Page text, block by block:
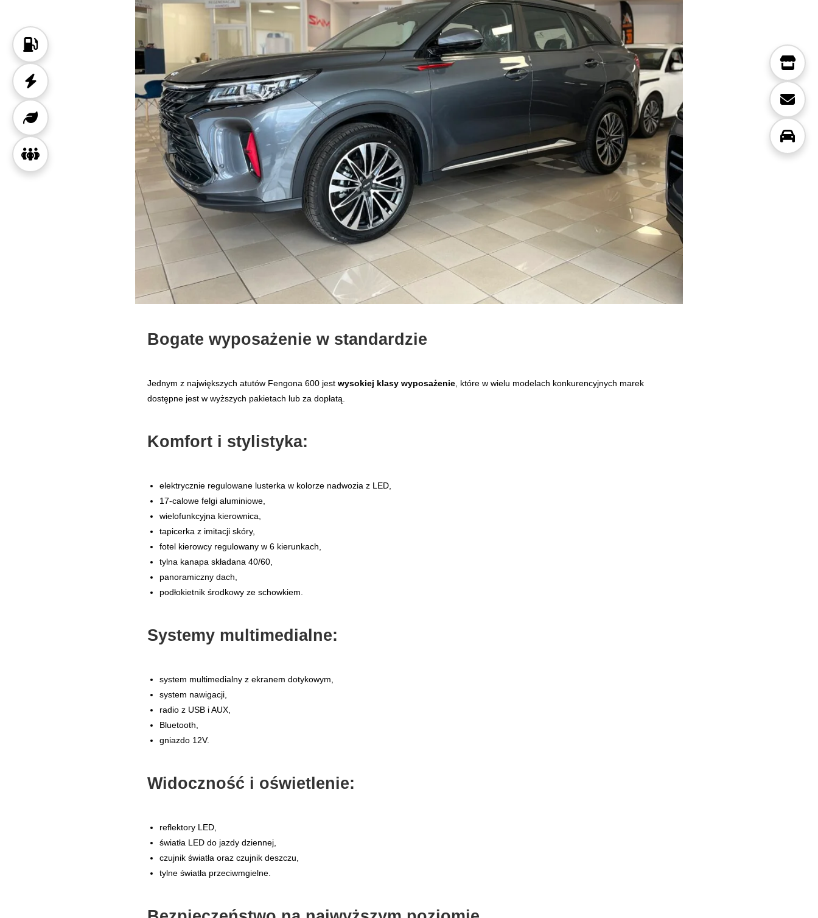
Bogate wyposażenie w standardzie
Jednym z największych atutów Fengona 600 jest wysokiej klasy wyposażenie , które w wielu modelach konkurencyjnych marek
dostępne jest w wyższych pakietach lub za dopłatą.
Komfort i stylistyka:
elektrycznie regulowane lusterka w kolorze nadwozia z LED,
17-calowe felgi aluminiowe,
wielofunkcyjna kierownica,
tapicerka z imitacji skóry,
fotel kierowcy regulowany w 6 kierunkach,
tylna kanapa składana 40/60,
panoramiczny dach,
podłokietnik środkowy ze schowkiem.
Systemy multimedialne:
system multimedialny z ekranem dotykowym,
system nawigacji,
radio z USB i AUX,
Bluetooth,
gniazdo 12V.
Widoczność i oświetlenie:
reflektory LED,
światła LED do jazdy dziennej,
czujnik światła oraz czujnik deszczu,
tylne światła przeciwmgielne.